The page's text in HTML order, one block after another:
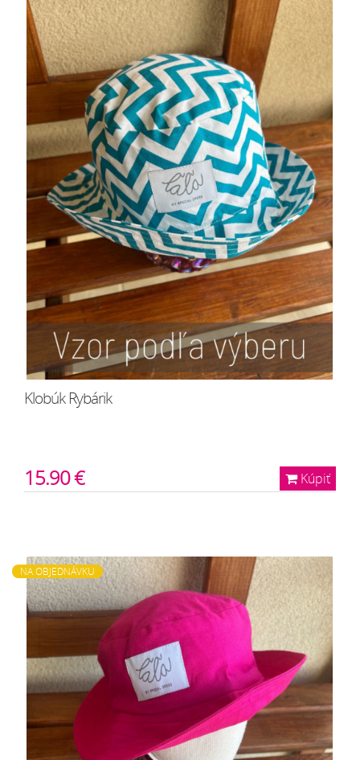
Klobúk Rybárik
Kúpiť
15.90 €
NA OBJEDNÁVKU